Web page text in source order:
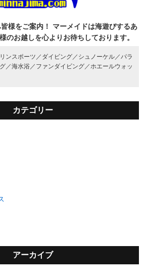
様をご案内！
マーメイドは海遊びするあ
のお越しを心よりお待ちしております。
ンスポーツ／ ダイビング／ シュノーケル／ パラ
／海水浴／ ファンダイビング／ ホエールウォッ
カテゴリー
アーカイブ